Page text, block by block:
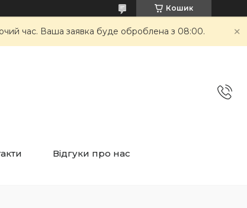
Кошик
час. Ваша заявка буде оброблена з 08:00.
Відгуки про нас